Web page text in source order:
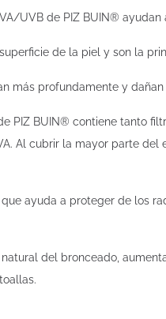
UVB de PIZ BUIN®
de la piel y son la
más profundamente y
PIZ BUIN® contiene tanto
Al cubrir la mayor parte
ayuda a proteger de los
del bronceado,